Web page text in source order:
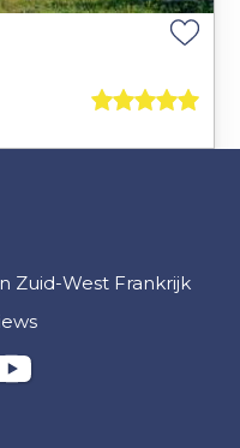
Zuid-West Frankrijk